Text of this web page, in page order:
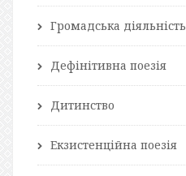
Громадська діяльність
Дефінітивна поезія
Дитинство
Екзистенційна поезія